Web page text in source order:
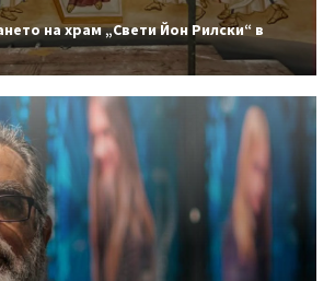
на храм „Свети Йон Рилски“ в